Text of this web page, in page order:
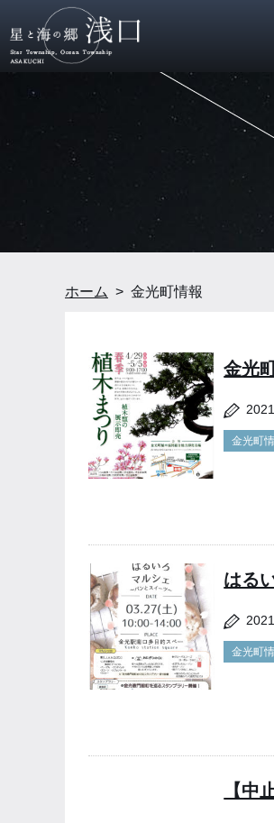
ホーム 金光町情報
金光
金光町
はる
金光町
【中